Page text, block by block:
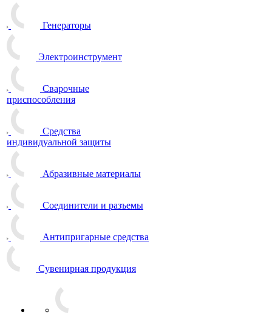
Генераторы
Электроинструмент
Сварочные
приспособления
Средства
индивидуальной защиты
Абразивные материалы
Соединители и разъемы
Антипригарные средства
Сувенирная продукция